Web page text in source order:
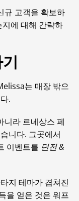
규 고객을 확보하
에 대해 간략하
는 매장 밖으
.
니라 르네상스 페
니다. 그곳에서
이벤트를 던전 &
지 테마가 겹쳐진
을 얻은 것은 워프